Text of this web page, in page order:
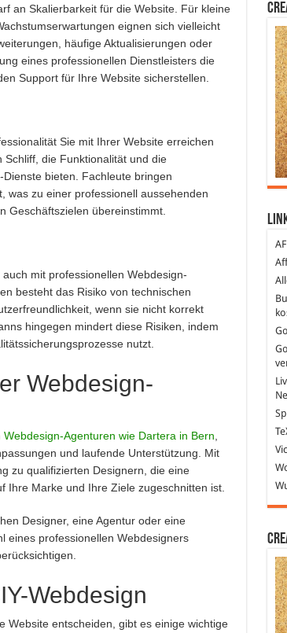
an Skalierbarkeit für die Website. Für kleine
eignen sich vielleicht
häufige Aktualisierungen oder
eines professionellen Dienstleisters die
Support für Ihre Website sicherstellen.
Sie mit Ihrer Website erreichen
die Funktionalität und die
bieten. Fachleute bringen
was zu einer professionell aussehenden
Geschäftszielen übereinstimmt.
mit professionellen Webdesign-
besteht das Risiko von technischen
wenn sie nicht korrekt
hingegen mindert diese Risiken, indem
nutzt.
Webdesign-
Webdesign-Agenturen wie Dartera in Bern,
und laufende Unterstützung. Mit
zu qualifizierten Designern, die eine
Ihre Marke und Ihre Ziele zugeschnitten ist.
Designer, eine Agentur oder eine
eines professionellen Webdesigners
Webdesign
Website entscheiden, gibt es einige wichtige